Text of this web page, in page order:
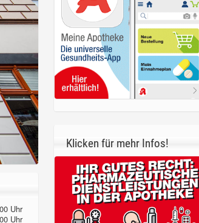
Uhr
Uhr
Klicken für mehr Infos!